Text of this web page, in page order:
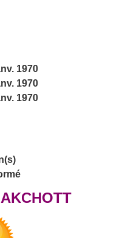
1970
1970
1970